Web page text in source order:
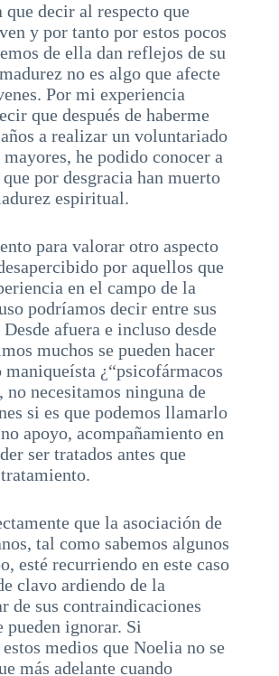
decir al respecto que
y por tanto por estos pocos
de ella dan reflejos de su
no es algo que afecte
Por mi experiencia
que después de haberme
a realizar un voluntariado
he podido conocer a
por desgracia han muerto
espiritual.
para valorar otro aspecto
por aquellos que
en el campo de la
podríamos decir entre sus
afuera e incluso desde
muchos se pueden hacer
¿“psicofármacos
no necesitamos ninguna de
si es que podemos llamarlo
apoyo, acompañamiento en
ser tratados antes que
que la asociación de
tal como sabemos algunos
esté recurriendo en este caso
clavo ardiendo de la
de sus contraindicaciones
pueden ignorar. Si
medios que Noelia no se
más adelante cuando